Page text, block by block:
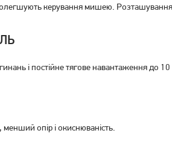
керування мишею. Розташування
і постійне тягове навантаження до
опір і окиснюваність.